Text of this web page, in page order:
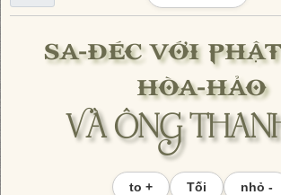
SA-ĐÉC VỚI
HÒA-HẢO
VÀ ÔNG
to + Tối nhỏ -